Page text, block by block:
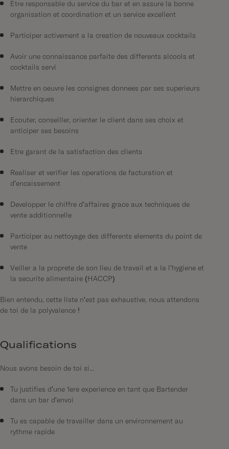
Etre responsable du service du bar et en assure la bonne
organisation et coordination et un service excellent
Participer activement à la création de nouveaux cocktails
Avoir une connaissance parfaite des différents alcools et
cocktails servi
Mettre en œuvre les consignes données par ses supérieurs
hiérarchiques
Ecouter, conseiller, orienter le client dans ses choix et
anticiper ses besoins
Etre garant de la satisfaction des clients
Réaliser et vérifier les opérations de facturation et
d’encaissement
Développer le chiffre d’affaires grâce aux techniques de
vente additionnelle
Participer au nettoyage des différents éléments du point de
vente
Veiller à la propreté de son lieu de travail et à la l’hygiène et
la sécurité alimentaire (HACCP)
Bien entendu, cette liste n'est pas exhaustive, nous attendons
de toi de la polyvalence !
Qualifications
Nous avons besoin de toi si...
Tu justifies d'une 1ère expérience en tant que Bartender
dans un bar d'envoi
Tu es capable de travailler dans un environnement au
rythme rapide